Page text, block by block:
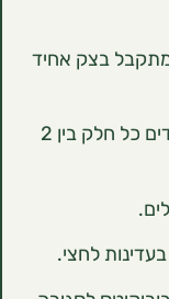
אחיד
2. מחלקים את הבצק לשני חלקים, מרדדים כל חלק בין 2